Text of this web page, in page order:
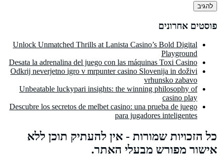
פוסטים אחרונים
Unlock Unmatched Thrills at Lanista Casino’s Bold Digital
Playground
Desata la adrenalina del juego con las máquinas Toxi Casino
Odkrij neverjetno igro v mrpunter casino Slovenija in doživi
vrhunsko zabavo
Unbeatable luckypari insights: the winning philosophy of
casino play
Descubre los secretos de melbet casino: una prueba de juego
para jugadores inteligentes
כל הזכויות שמורות - אין להעתיק תוכן ללא
אישור מפורש מבעלי האתר.